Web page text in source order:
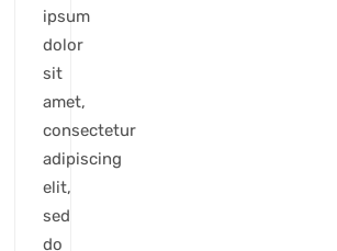
ipsum
dolor
sit
amet,
consectetur
adipiscing
elit,
sed
do